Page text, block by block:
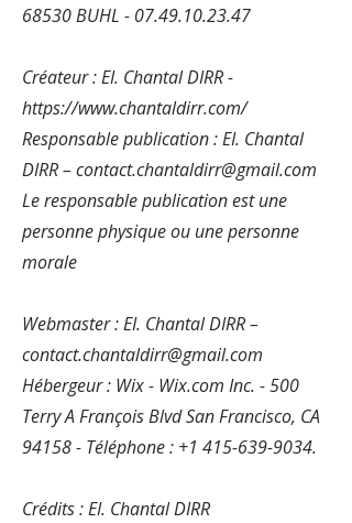
68530 BUHL - 07.49.10.23.47
Créateur : EI. Chantal DIRR -
https://www.chantaldirr.com/
Responsable publication : EI. Chantal
DIRR – contact.chantaldirr@gmail.com
Le responsable publication est une
personne physique ou une personne
morale
Webmaster : EI. Chantal DIRR –
contact.chantaldirr@gmail.com
Hébergeur : Wix - Wix.com Inc. - 500
Terry A François Blvd San Francisco, CA
94158 - Téléphone : +1 415-639-9034.
Crédits : EI. Chantal DIRR